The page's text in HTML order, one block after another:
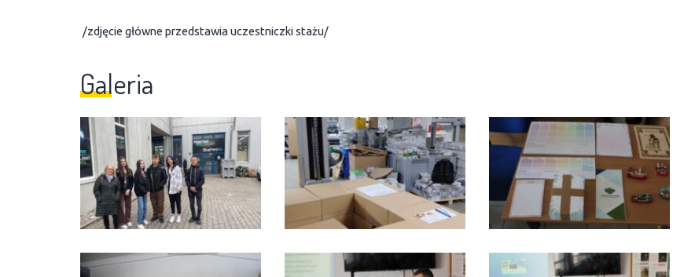
/zdjęcie główne przedstawia uczestniczki stażu/
Galeria